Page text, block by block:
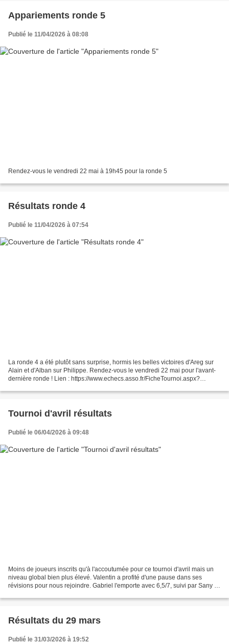
Appariements ronde 5
Publié le 11/04/2026 à 08:08
Rendez-vous le vendredi 22 mai à 19h45 pour la ronde 5
Résultats ronde 4
Publié le 11/04/2026 à 07:54
La ronde 4 a été plutôt sans surprise, hormis les belles victoires d'Areg sur
Alain et d'Alban sur Philippe. Rendez-vous le vendredi 22 mai pour l'avant-
dernière ronde ! Lien : https://www.echecs.asso.fr/FicheTournoi.aspx?
Tournoi d'avril résultats
Publié le 06/04/2026 à 09:48
Moins de joueurs inscrits qu'à l'accoutumée pour ce tournoi d'avril mais un
niveau global bien plus élevé. Valentin a profité d'une pause dans ses
révisions pour nous rejoindre. Gabriel l'emporte avec 6,5/7, suivi par Sany et
Résultats du 29 mars
Publié le 31/03/2026 à 19:52